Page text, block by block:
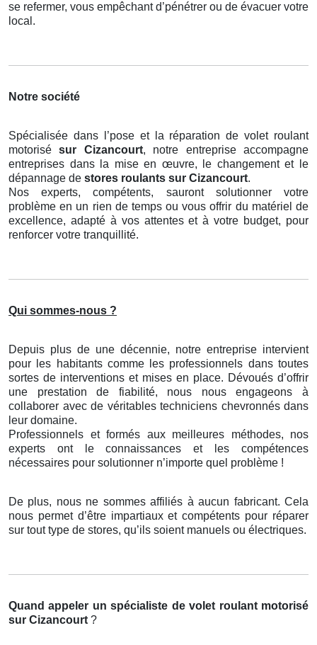
se refermer, vous empêchant d’pénétrer ou de évacuer votre
local.
Notre société
Spécialisée dans l’pose et la réparation de volet roulant
motorisésur Cizancourt, notre entreprise accompagne
entreprises dans la mise en œuvre, le changement et le
dépannage de stores roulants sur Cizancourt.
Nos experts, compétents, sauront solutionner votre
problème en un rien de temps ou vous offrir du matériel de
excellence, adapté à vos attentes et à votre budget, pour
renforcer votre tranquillité.
Qui sommes-nous ?
Depuis plus de une décennie, notre entreprise intervient
pour les habitants comme les professionnels dans toutes
sortes de interventions et mises en place. Dévoués d’offrir
une prestation de fiabilité, nous nous engageons à
collaborer avec de véritables techniciens chevronnés dans
leur domaine.
Professionnels et formés aux meilleures méthodes, nos
experts ont le connaissances et les compétences
nécessaires pour solutionner n’importe quel problème !
De plus, nous ne sommes affiliés à aucun fabricant. Cela
nous permet d’être impartiaux et compétents pour réparer
sur tout type de stores, qu’ils soient manuels ou électriques.
Quand appeler un spécialiste de volet roulant motorisé
sur Cizancourt ?